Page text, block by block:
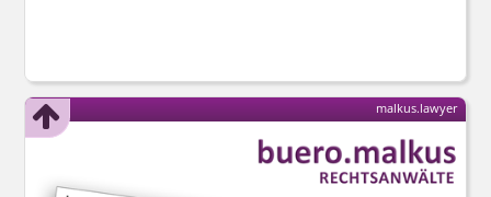
malkus.lawyer